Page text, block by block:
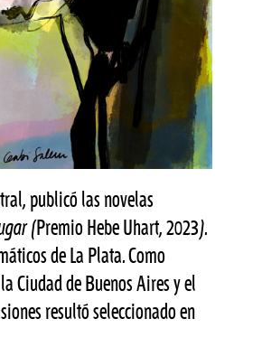
publicó las novelas
(Premio Hebe Uhart, 2023).
de La Plata. Como
Ciudad de Buenos Aires y el
resultó seleccionado en